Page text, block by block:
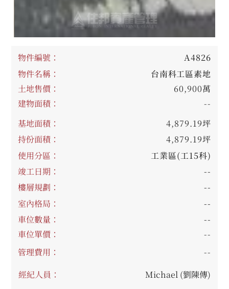
物件編號：
A4826
物件名稱：
台南科工區素地
土地售價：
60,900萬
建物面積：
--
基地面積：
4,879.19坪
持份面積：
4,879.19坪
使用分區：
工業區(工15科)
竣工日期：
--
樓層規劃：
--
室內格局：
--
車位數量：
--
車位單價：
--
管理費用：
--
經紀人員：
Michael (劉陳傳)